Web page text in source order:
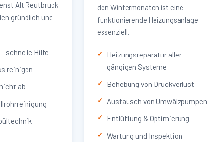
Alt Reutbruck
gründlich und
schnelle Hilfe
reinigen
ab
den Wintermonaten ist eine
funktionierende Heizungsanlage
essenziell.
Heizungsreparatur aller
gängigen Systeme
Behebung von Druckverlust
Austausch von Umwälzpumpen
Entlüftung & Optimierung
Wartung und Inspektion